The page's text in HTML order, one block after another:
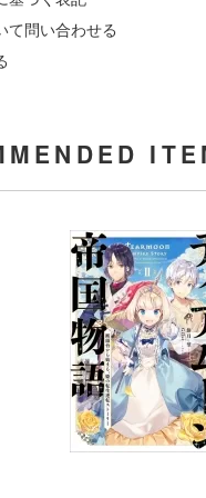
て問い合わせる